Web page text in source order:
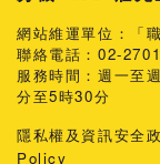
網站維運單位：「
聯絡電話：02-
服務時間：週一至
分至5時30分
隱私權及資訊安全
Policy